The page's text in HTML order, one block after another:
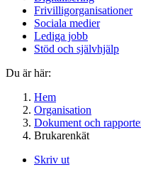
Frivilligorganisationer
Sociala medier
Lediga jobb
Stöd och självhjälp
Du är här:
Hem
Organisation
Dokument och
Brukarenkät
Skriv ut